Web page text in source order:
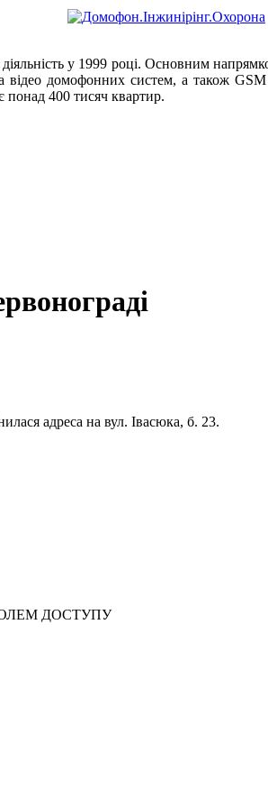
у 1999 році. Основним
відео домофонних систем, а також
понад 400 тисяч квартир.
адреса на вул. Івасюка, б. 23.
ДОСТУПУ